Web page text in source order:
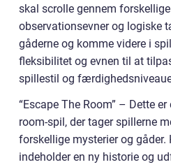
skal scrolle gennem
observationsevner og logiske
gåderne og komme videre i
fleksibilitet og evnen til at
spillestil og
“Escape The Room” – Dette
room-spil, der tager spillerne
forskellige mysterier og gåder.
indeholder en ny historie og